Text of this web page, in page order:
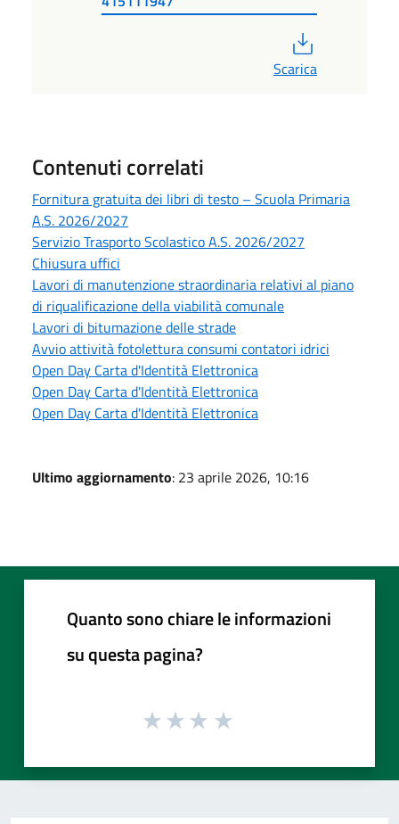
Scarica
Contenuti correlati
Fornitura gratuita dei libri di testo – Scuola Primaria
A.S. 2026/2027
Servizio Trasporto Scolastico A.S. 2026/2027
Chiusura uffici
Lavori di manutenzione straordinaria relativi al piano
di riqualificazione della viabilità comunale
Lavori di bitumazione delle strade
Avvio attività fotolettura consumi contatori idrici
Open Day Carta d'Identità Elettronica
Open Day Carta d'Identità Elettronica
Open Day Carta d'Identità Elettronica
Ultimo aggiornamento: 23 aprile 2026, 10:16
Quanto sono chiare le informazioni
su questa pagina?